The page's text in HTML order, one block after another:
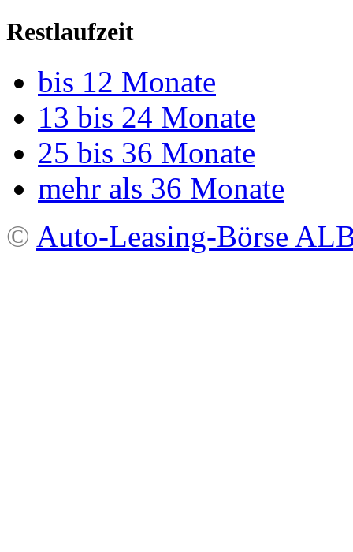
Restlaufzeit
bis 12 Monate
13 bis 24 Monate
25 bis 36 Monate
mehr als 36 Monate
© Auto-Leasing-Börse